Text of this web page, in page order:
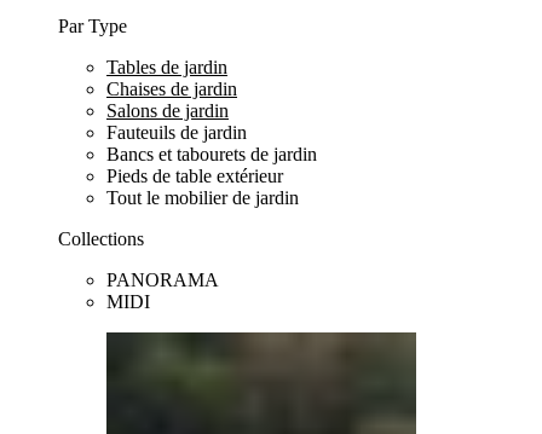
Par Type
Tables de jardin
Chaises de jardin
Salons de jardin
Fauteuils de jardin
Bancs et tabourets de jardin
Pieds de table extérieur
Tout le mobilier de jardin
Collections
PANORAMA
MIDI